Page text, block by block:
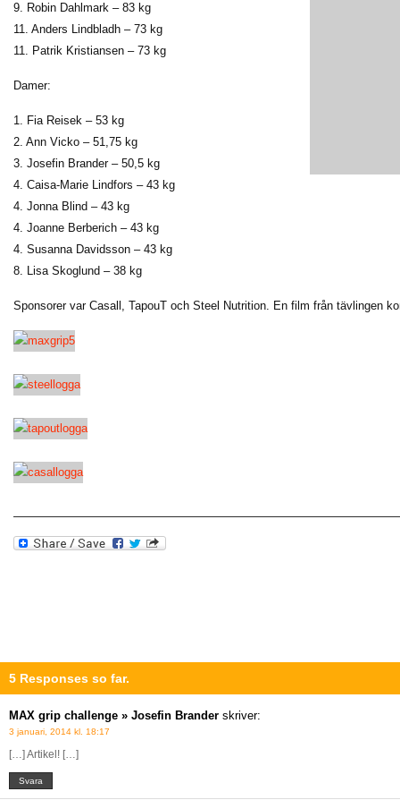
9. Robin Dahlmark – 83 kg
11. Anders Lindbladh – 73 kg
11. Patrik Kristiansen – 73 kg
Damer:
1. Fia Reisek – 53 kg
2. Ann Vicko – 51,75 kg
3. Josefin Brander – 50,5 kg
4. Caisa-Marie Lindfors – 43 kg
4. Jonna Blind – 43 kg
4. Joanne Berberich – 43 kg
4. Susanna Davidsson – 43 kg
8. Lisa Skoglund – 38 kg
Sponsorer var Casall, TapouT och Steel Nutrition. En film från tävlingen
5 Responses so far.
MAX grip challenge » Josefin Brander skriver:
3 januari, 2014 kl. 18:17
[…] Artikel! […]
Svara